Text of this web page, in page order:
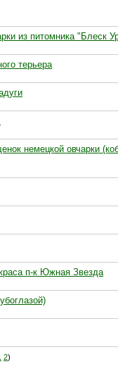
из питомника "Блеск
терьера
немецкой овчарки
п-к Южная Звезда
2)